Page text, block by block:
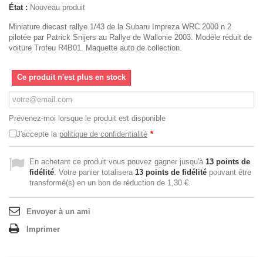
État : Nouveau produit
Miniature diecast rallye 1/43 de la Subaru Impreza WRC 2000 n 2
pilotée par Patrick Snijers au Rallye de Wallonie 2003. Modèle réduit de
voiture Trofeu R4B01. Maquette auto de collection.
Ce produit n'est plus en stock
Prévenez-moi lorsque le produit est disponible
J'accepte la politique de confidentialité *
En achetant ce produit vous pouvez gagner jusqu'à 13 points de
fidélité. Votre panier totalisera 13 points de fidélité pouvant être
transformé(s) en un bon de réduction de 1,30 €.
Envoyer à un ami
Imprimer